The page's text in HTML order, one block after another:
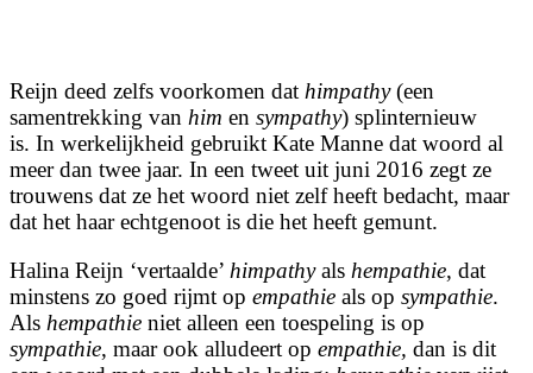
Reijn deed zelfs voorkomen dat himpathy(een
samentrekking van him en sympathy) splinternieuw
is. In werkelijkheid gebruikt Kate Manne dat woord al
meer dan twee jaar. In een tweet uit juni 2016 zegt ze
trouwens dat ze het woord niet zelf heeft bedacht, maar
dat het haar echtgenoot is die het heeft gemunt.
Halina Reijn ‘vertaalde’ himpathyals hempathie, dat
minstens zo goed rijmt op empathie als op sympathie.
Als hempathie niet alleen een toespeling is op
sympathie, maar ook alludeert op empathie, dan is dit